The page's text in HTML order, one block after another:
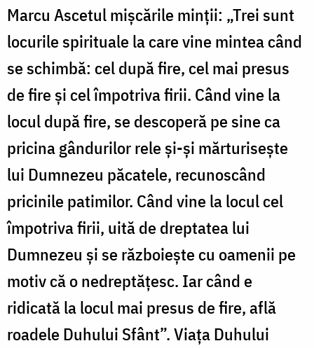
Marcu Ascetul mişcările minţii: „Trei sunt
locurile spirituale la care vine mintea când
se schimbă: cel după fire, cel mai presus
de fire şi cel împotriva firii. Când vine la
locul după fire, se descoperă pe sine ca
pricina gândurilor rele şi-şi mărturiseşte
lui Dumnezeu păcatele, recunoscând
pricinile patimilor. Când vine la locul cel
împotriva firii, uită de dreptatea lui
Dumnezeu şi se războieşte cu oamenii pe
motiv că o nedreptăţesc. Iar când e
ridicată la locul mai presus de fire, află
roadele Duhului Sfânt”. Viaţa Duhului